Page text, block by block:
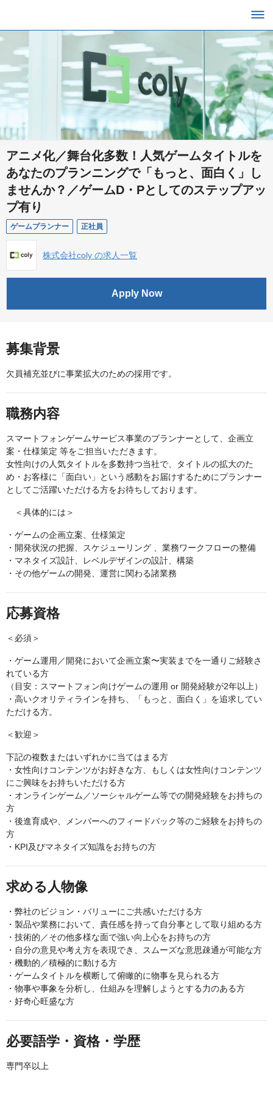
アニメ化／舞台化多数！人気ゲームタイトルを
あなたのプランニングで「もっと、面白く」し
ませんか？／ゲームD・Pとしてのステップアッ
プ有り
ゲームプランナー 正社員
株式会社coly の求人一覧
Apply Now
募集背景
欠員補充並びに事業拡大のための採用です。
職務内容
スマートフォンゲームサービス事業のプランナーとして、企画立
案・仕様策定 等をご担当いただきます。
女性向けの人気タイトルを多数持つ当社で、タイトルの拡大のた
め・お客様に「面白い」という感動をお届けするためにプランナー
としてご活躍いただける方をお待ちしております。
＜具体的には＞
・ゲームの企画立案、仕様策定
・開発状況の把握、スケジューリング 、業務ワークフローの整備
・マネタイズ設計、レベルデザインの設計、構築
・その他ゲームの開発、運営に関わる諸業務
応募資格
＜必須＞
・ゲーム運用／開発において企画立案〜実装までを一通りご経験さ
れている方
（目安：スマートフォン向けゲームの運用 or 開発経験が2年以上）
・高いクオリティラインを持ち、「もっと、面白く」を追求してい
ただける方。
＜歓迎＞
下記の複数またはいずれかに当てはまる方
・女性向けコンテンツがお好きな方、もしくは女性向けコンテンツ
にご興味をお持ちいただける方
・オンラインゲーム／ソーシャルゲーム等での開発経験をお持ちの
方
・後進育成や、メンバーへのフィードバック等のご経験をお持ちの
方
・KPI及びマネタイズ知識をお持ちの方
求める人物像
・弊社のビジョン・バリューにご共感いただける方
・製品や業務において、責任感を持って自分事として取り組める方
・技術的／その他多様な面で強い向上心をお持ちの方
・自分の意見や考え方を表現でき、スムーズな意思疎通が可能な方
・機動的／積極的に動ける方
・ゲームタイトルを横断して俯瞰的に物事を見られる方
・物事や事象を分析し、仕組みを理解しようとする力のある方
・好奇心旺盛な方
必要語学・資格・学歴
専門卒以上